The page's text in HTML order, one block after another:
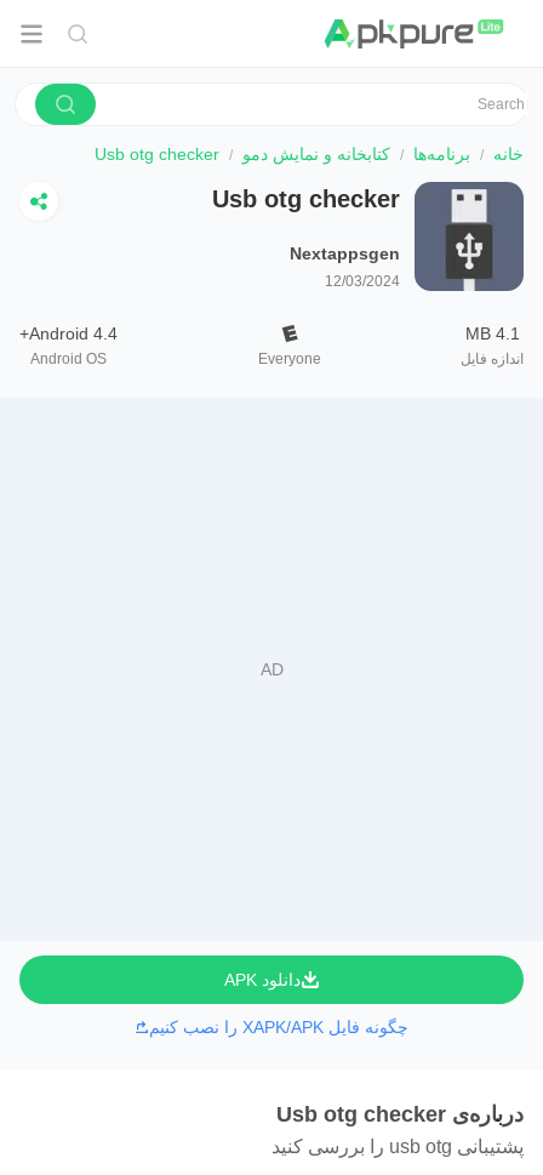
خانه برنامه‌ها کتابخانه و نمایش دمو Usb otg checker
Usb otg checker
Nextappsgen
12/03/2024
4.1 MB
اندازه فایل Everyone
Android 4.4+
Android OS
دانلود APK
چگونه فایل XAPK/APK را نصب کنیم
درباره‌ی Usb otg checker
پشتیبانی usb otg را بررسی کنید